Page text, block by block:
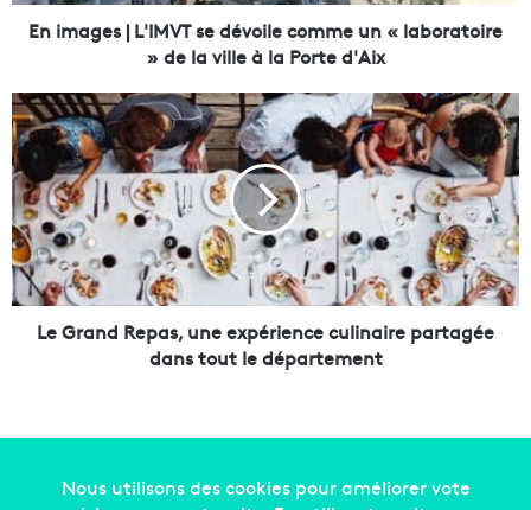
M
V
T
s
e
d
é
v
o
En images | L'IMVT se dévoile comme un « laboratoire
» de la ville à la Porte d'Aix
L
e
G
r
a
n
d
R
e
Le Grand Repas, une expérience culinaire partagée
dans tout le département